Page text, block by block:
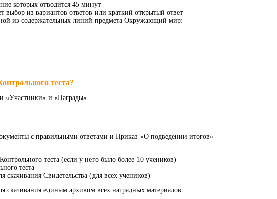
которых отводится 45 минут
выбор из вариантов ответов или краткий открытый ответ
из содержательных линий предмета Окружающий мир:
теста?
«Участники» и «Награды».
с правильными ответами и Приказ «О подведении итогов»
теста (если у него было более 10 учеников)
теста
скачивания Свидетельства (для всех учеников)
скачивания единым архивом всех наградных материалов.